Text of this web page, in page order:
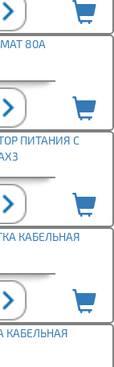
80A
ПИТАНИЯ С
КАБЕЛЬНАЯ
КАБЕЛЬНАЯ